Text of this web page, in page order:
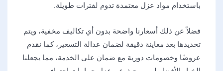
باستخدام مواد عزل معتمدة تدوم لفترات طويلة.
فضلاً عن ذلك أسعارنا واضحة بدون أي تكاليف مخفية، ويتم
تحديدها بعد معاينة دقيقة لضمان عدالة التسعير، كما نقدم
عروضًا وخصومات دورية مع ضمان على الخدمة، مما يجعلنا